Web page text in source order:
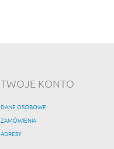
TWOJE KONTO
DANE OSOBOWE
ZAMÓWIENIA
ADRESY